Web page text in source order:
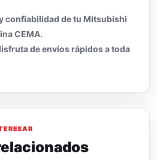
confiabilidad de tu Mitsubishi
CEMA.
de envíos rápidos a toda